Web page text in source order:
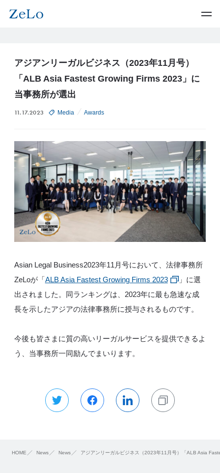
アジアンリーガルビジネス（2023年11月号）
「ALB Asia Fastest Growing Firms 2023」に
当事務所が選出
11.17.2023 Media Awards
Asian Legal Business2023年11月号において、法律事務所
ZeLoが「ALB Asia Fastest Growing Firms 2023
」に選
出されました。同ランキングは、2023年に最も急速な成
長を示したアジアの法律事務所に授与されるものです。
今後も皆さまに質の高いリーガルサービスを提供できるよ
う、当事務所一同励んでまいります。
HOME News News アジアンリーガルビジネス（2023年11月号）「ALB Asia